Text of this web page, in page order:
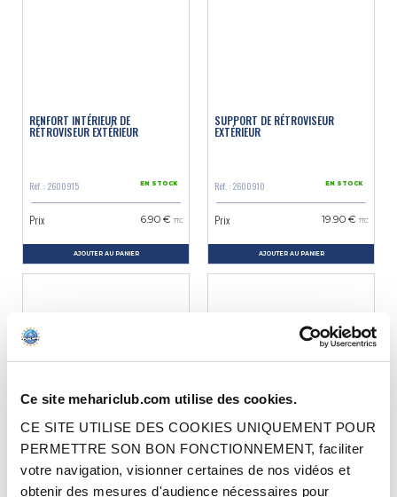
Ce site mehariclub.com utilise des cookies.
CE SITE UTILISE DES COOKIES UNIQUEMENT POUR
PERMETTRE SON BON FONCTIONNEMENT, faciliter
votre navigation, visionner certaines de nos vidéos et
obtenir des mesures d'audience nécessaires pour
RENFORT INTÉRIEUR DE
RÉTROVISEUR EXTÉRIEUR
Réf. : 2600915 EN STOCK
Prix 6.90 € TTC
AJOUTER AU PANIER
SUPPORT DE RÉTROVISEUR
EXTÉRIEUR
Réf. : 2600910 EN STOCK
Prix 19.90 € TTC
AJOUTER AU PANIER
VIS FIXATION RÉTROVISEUR
INTÉRIEUR (X2)
VIS SUPPORT DE RÉTROVISEUR
EXTÉRIEUR PETIT MODÈLE